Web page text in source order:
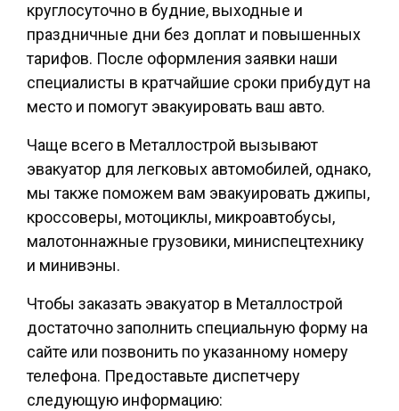
круглосуточно в будние, выходные и
праздничные дни без доплат и повышенных
тарифов. После оформления заявки наши
специалисты в кратчайшие сроки прибудут на
место и помогут эвакуировать ваш авто.
Чаще всего в Металлострой вызывают
эвакуатор для легковых автомобилей, однако,
мы также поможем вам эвакуировать джипы,
кроссоверы, мотоциклы, микроавтобусы,
малотоннажные грузовики, миниспецтехнику
и минивэны.
Чтобы заказать эвакуатор в Металлострой
достаточно заполнить специальную форму на
сайте или позвонить по указанному номеру
телефона. Предоставьте диспетчеру
следующую информацию: